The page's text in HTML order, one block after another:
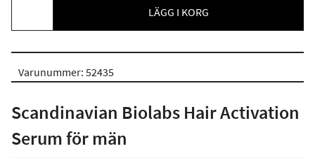
LÄGG I KORG
Varunummer: 52435
Scandinavian Biolabs Hair Activation
Serum för män